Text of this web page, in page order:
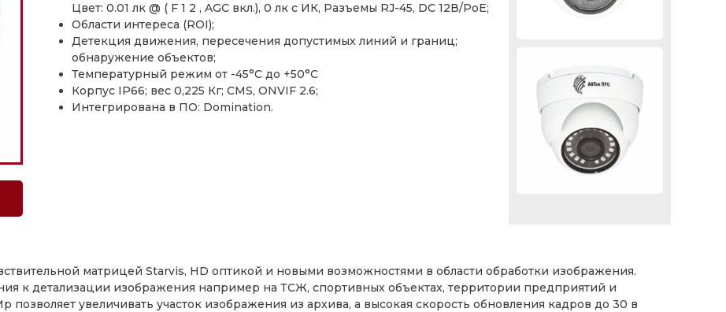
Цвет: 0.01 лк @ ( F 1 2 , AGC вкл.), 0 лк с ИК, Разъемы RJ-45, DC 12В/PoE;
Области интереса (ROI);
Детекция движения, пересечения допустимых линий и границ;
обнаружение объектов;
Температурный режим от -45°С до +50°С
Корпус IP66; вес 0,225 Кг; CMS, ONVIF 2.6;
Интегрирована в ПО: Domination.
матрицей Starvis, HD оптикой и новыми возможностями в области обработки изображения.
к детализации изображения например на ТСЖ, спортивных объектах, территории предприятий и
увеличивать участок изображения из архива, а высокая скорость обновления кадров до 30 в